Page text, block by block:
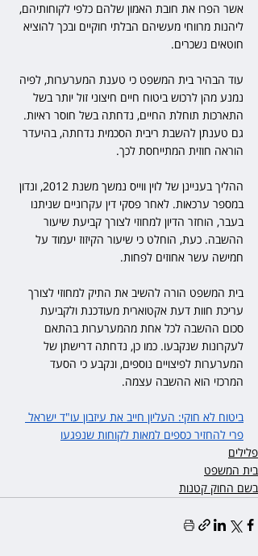
אשר הפרו את חובת האמון שלהם כלפי לקוחותיהם,
ליהנות מרווחי מעשיהם הבלתי חוקיים ובכך להוציא
חוטאים נשכרים.
עוד הבהיר בית המשפט כי טענת המערערות, לפיה
נמנע מהן לרכוש ביטוח חיים חיצוני זול יותר בשל
התארכות תוחלת החיים, נדחתה בשל חוסר ראיות.
גם טענתן להשבת ריבית הסכמית נדחתה, בהיעדר
הוראה חוזית המתייחסת לכך.
ההליך בעניינן של לוין ווייס נמשך משנת 2012, ונדון
במספר ערכאות. לאחר פסקי דין עקרוניים שניתנו
בעבר, הוחזר הדיון למחוזי לצורך קביעת שיעור
ההשבה. כעת, הוחלט כי שיעור הקיזוז יעמוד על
חמישה עשר אחוזים לפחות.
בית המשפט הורה להשיב את התיק למחוזי לצורך
עריכת חוות דעת אקטוארית מעודכנת ולקביעת
סכום ההשבה לכל אחת מהמערערות בהתאם
לעקרונות שנקבעו. כמו כן, נדחתה דרישתן של
המערערות לפיצויים נוספים, ונקבע כי הסעד
המרכזי הוא ההשבה עצמה.
ביטוח לא חוקי: העליון חייב את עיזבון עו"ד ישראל
פרי להחזיר כספים למאות לקוחות שנפגעו
פלילים
בית המשפט
בשם החוק קטנות